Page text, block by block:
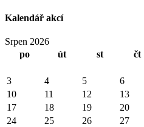
Kalendář akcí
Srpen 2026
po
út st čt
3
4 5 6
10
11 12 13
17
18 19 20
24
25 26 27